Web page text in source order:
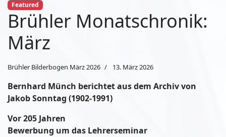
Featured
Brühler Monatschronik:
März
Brühler Bilderbogen März 2026 13. März 2026
Bernhard Münch berichtet aus dem Archiv von
Jakob Sonntag (1902-1991)
Vor 205 Jahren
Bewerbung um das Lehrerseminar